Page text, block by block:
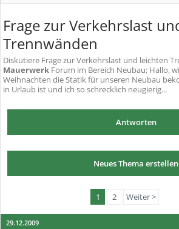
Frage zur Verkehrslast
Trennwänden
Diskutiere Frage zur Verkehrslast und leichten
Mauerwerk Forum im Bereich Neubau; Hallo,
Weihnachten die Statik für unseren Neubau
in Urlaub ist und ich so schrecklich neugierig...
Antworten
Neues Thema erstellen
1 2 Weiter >
29.12.2009